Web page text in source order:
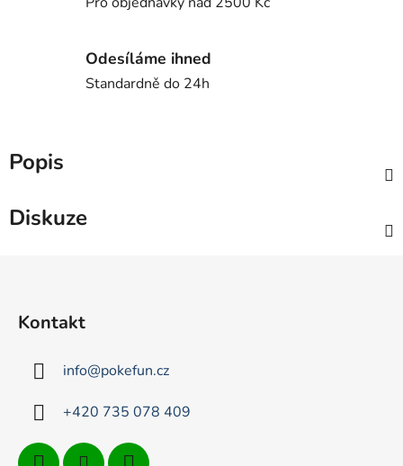
Odesíláme ihned
Standardně do 24h
Popis
Diskuze
Kontakt
info@pokefun.cz
+420 735 078 409